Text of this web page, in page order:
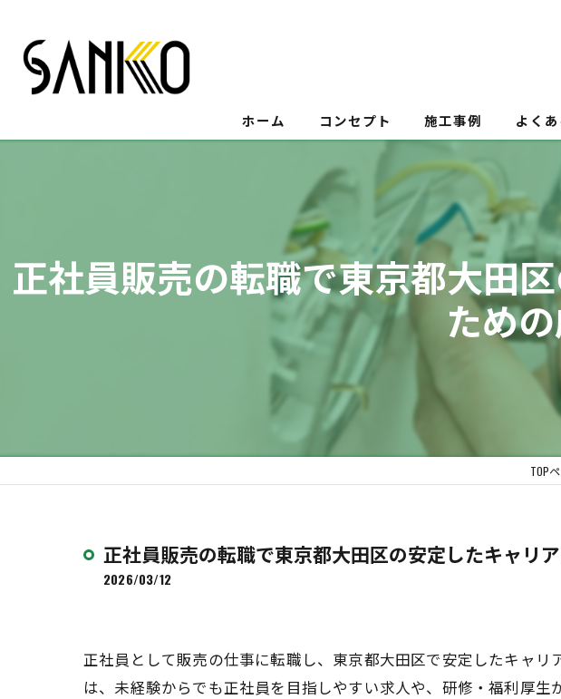
ホーム コンセプト 施工事例 よく
正社員販売の転職で東京都大田
ため
TOP
正社員販売の転職で東京都大田区の安定したキャリ
2026/03/12
正社員として販売の仕事に転職し、東京都大田区で安定したキャ
は、未経験からでも正社員を目指しやすい求人や、研修・福利厚